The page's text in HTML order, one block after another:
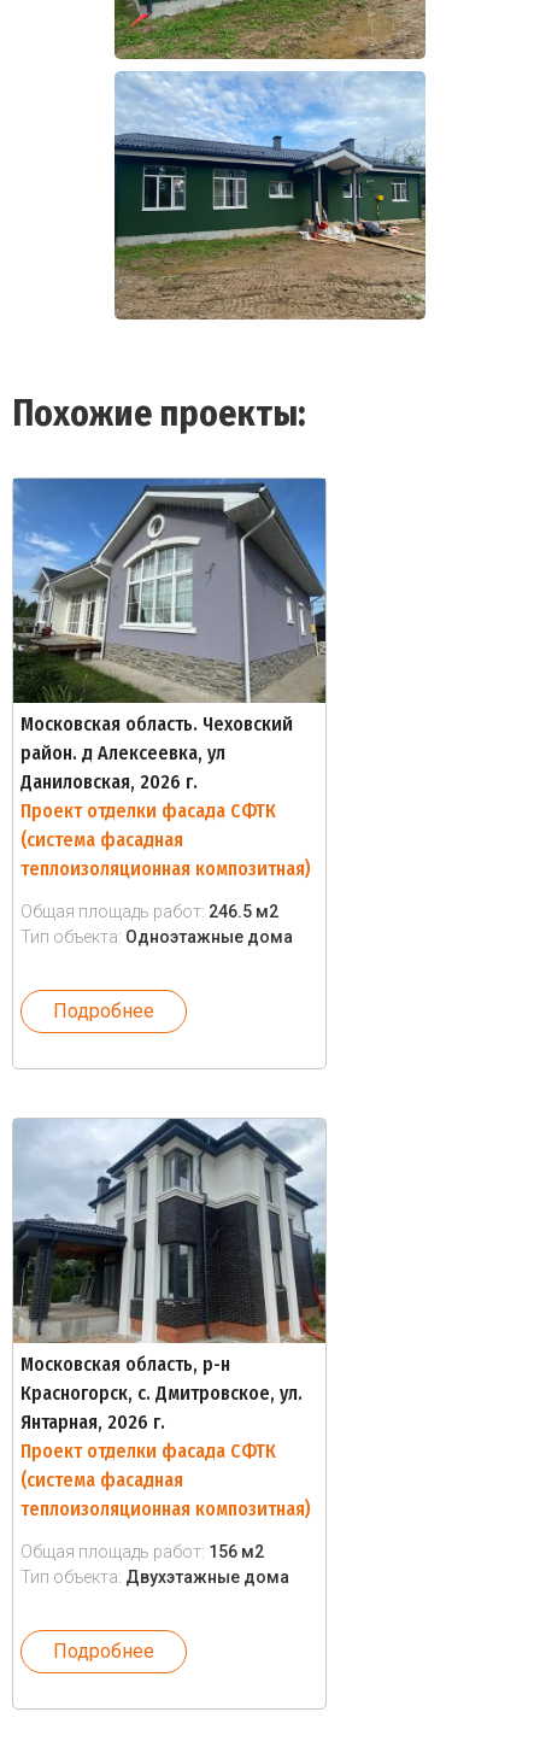
Похожие проекты:
Московская область. Чеховский
район. д Алексеевка, ул
Даниловская, 2026 г.
Проект отделки фасада СФТК
(система фасадная
теплоизоляционная композитная)
Общая площадь работ: 246.5 м2
Тип объекта: Одноэтажные дома
Подробнее
Московская область, р-н
Красногорск, с. Дмитровское, ул.
Янтарная, 2026 г.
Проект отделки фасада СФТК
(система фасадная
теплоизоляционная композитная)
Общая площадь работ: 156 м2
Тип объекта: Двухэтажные дома
Подробнее